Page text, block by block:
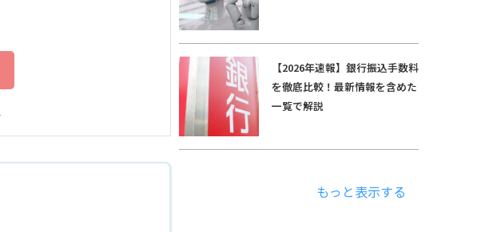
【2026年速報】銀行振込手数料
を徹底比較！最新情報を含めた
一覧で解説
もっと表示する